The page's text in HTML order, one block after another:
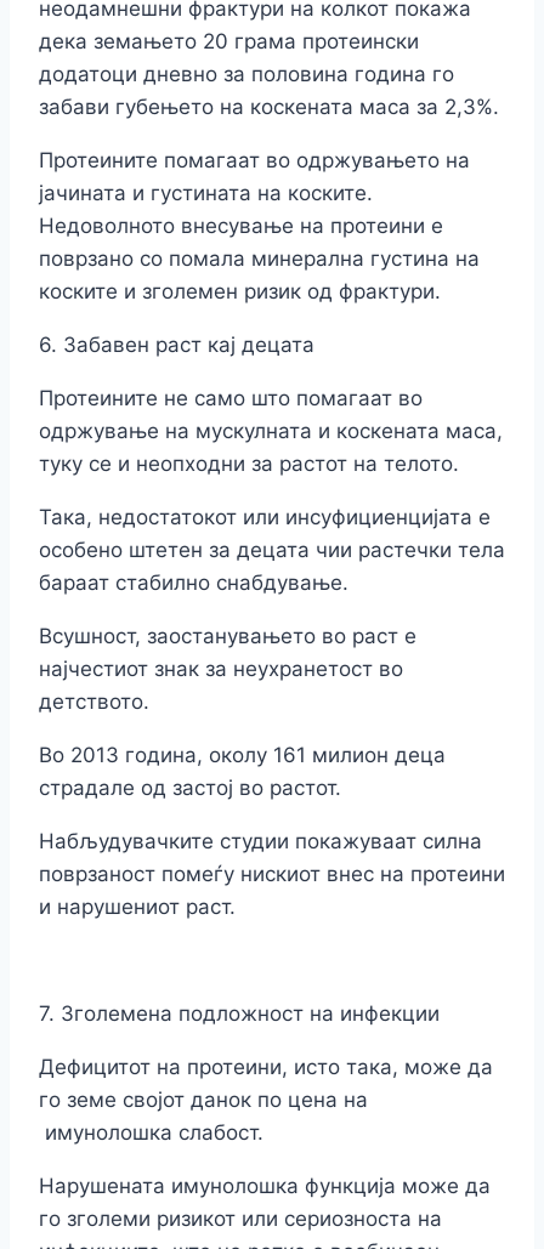
неодамнешни фрактури на колкот покажа
дека земањето 20 грама протеински
додатоци дневно за половина година го
забави губењето на коскената маса за 2,3%.
Протеините помагаат во одржувањето на
јачината и густината на коските.
Недоволното внесување на протеини е
поврзано со помала минерална густина на
коските и зголемен ризик од фрактури.
6. Забавен раст кај децата
Протеините не само што помагаат во
одржување на мускулната и коскената маса,
туку се и неопходни за растот на телото.
Така, недостатокот или инсуфициенцијата е
особено штетен за децата чии растечки тела
бараат стабилно снабдување.
Всушност, заостанувањето во раст е
најчестиот знак за неухранетост во
детството.
Во 2013 година, околу 161 милион деца
страдале од застој во растот.
Набљудувачките студии покажуваат силна
поврзаност помеѓу нискиот внес на протеини
и нарушениот раст.
7. Зголемена подложност на инфекции
Дефицитот на протеини, исто така, може да
го земе својот данок по цена на
имунолошка слабост.
Нарушената имунолошка функција може да
го зголеми ризикот или сериозноста на